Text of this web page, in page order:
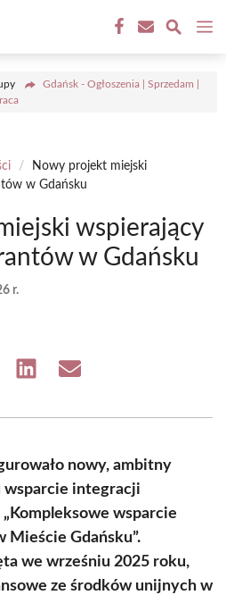
Gdańsk - Ogłoszenia | Sprzedam |
/
Nowy projekt miejski
w Gdańsku
wspierający
w Gdańsku
r.
Share Share
nowy, ambitny
wsparcie integracji
wsparcie
Gdańsku”.
we wrześniu 2025 roku,
ze środków unijnych w